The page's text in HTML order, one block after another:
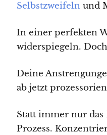
Selbstzweifeln und
In einer perfekten
widerspiegeln.
Deine
ab jetzt
Statt immer nur
Prozess.